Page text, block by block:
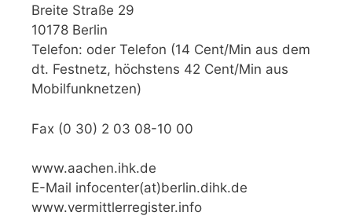
Breite Straße 29
10178 Berlin
Telefon: oder Telefon (14 Cent/Min aus dem
dt. Festnetz, höchstens 42 Cent/Min aus
Mobilfunknetzen)
Fax (0 30) 2 03 08-10 00
www.aachen.ihk.de
E-Mail infocenter(at)berlin.dihk.de
www.vermittlerregister.info